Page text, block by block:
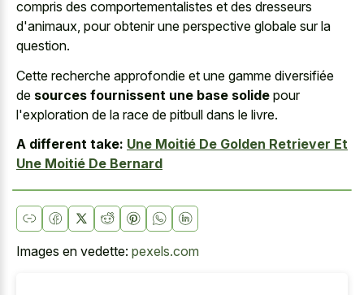
compris des comportementalistes et des dresseurs
d'animaux, pour obtenir une perspective globale sur la
question.
Cette recherche approfondie et une gamme diversifiée
de sources fournissent une base solide pour
l'exploration de la race de pitbull dans le livre.
A different take: Une Moitié De Golden Retriever Et
Une Moitié De Bernard
Images en vedette: pexels.com